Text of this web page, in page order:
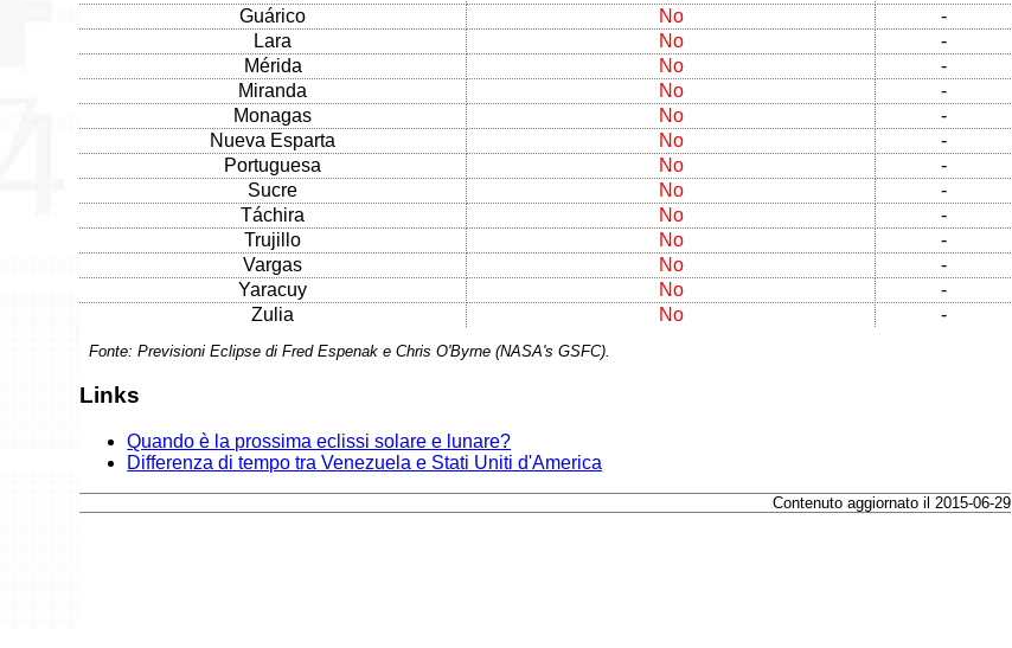
Guárico
No
-
Lara
No
-
Mérida
No
-
Miranda
No
-
Monagas
No
-
Nueva Esparta
No
-
Portuguesa
No
-
Sucre
No
-
Táchira
No
-
Trujillo
No
-
Vargas
No
-
Yaracuy
No
-
Zulia
No -
Fonte: Previsioni Eclipse di Fred Espenak e Chris O'Byrne (NASA's GSFC).
Links
Quando è la prossima eclissi solare e lunare?
Differenza di tempo tra Venezuela e Stati Uniti d'America
Contenuto aggiornato il 2015-06-29